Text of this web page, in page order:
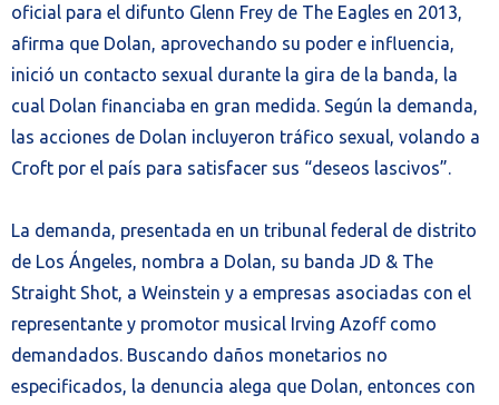
oficial para el difunto Glenn Frey de The Eagles en 2013,
afirma que Dolan, aprovechando su poder e influencia,
inició un contacto sexual durante la gira de la banda, la
cual Dolan financiaba en gran medida. Según la demanda,
las acciones de Dolan incluyeron tráfico sexual, volando a
Croft por el país para satisfacer sus “deseos lascivos”.
La demanda, presentada en un tribunal federal de distrito
de Los Ángeles, nombra a Dolan, su banda JD & The
Straight Shot, a Weinstein y a empresas asociadas con el
representante y promotor musical Irving Azoff como
demandados. Buscando daños monetarios no
especificados, la denuncia alega que Dolan, entonces con